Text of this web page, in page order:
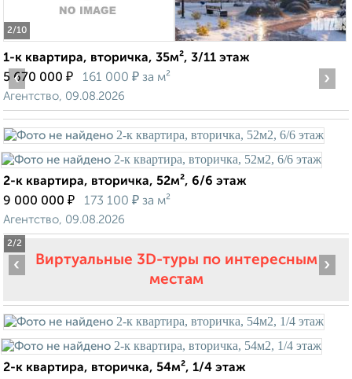
2/10
1-к квартира, вторичка, 35м², 3/11 этаж
5 670 000 ₽ 161 000 ₽ за м²
Агентство, 09.08.2026
2/2
‹ ›
2-к квартира, вторичка, 52м², 6/6 этаж
9 000 000 ₽ 173 100 ₽ за м²
Агентство, 09.08.2026
Виртуальные 3D-туры по интересным
местам
‹ ›
2-к квартира, вторичка, 54м², 1/4 этаж